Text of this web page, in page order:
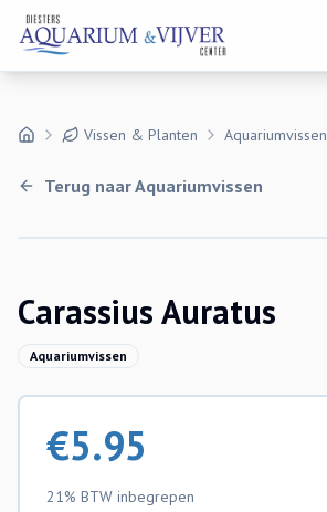
Vissen & Planten Aquariumvissen
Terug naarAquariumvissen
Carassius Auratus
Aquariumvissen
€5.95
21% BTW inbegrepen